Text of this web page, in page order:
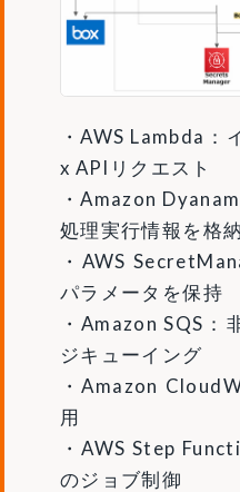
・AWS Lambda：
x APIリクエスト
・Amazon
処理実行情報を格納
・AWS
パラメータを保持
・Amazon SQS：
ジキューイング
・Amazon
用
・AWS Step
のジョブ制御